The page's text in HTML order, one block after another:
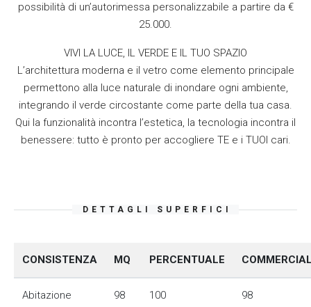
possibilità di un’autorimessa personalizzabile a partire da €
25.000.
VIVI LA LUCE, IL VERDE E IL TUO SPAZIO
L’architettura moderna e il vetro come elemento principale
permettono alla luce naturale di inondare ogni ambiente,
integrando il verde circostante come parte della tua casa.
Qui la funzionalità incontra l’estetica, la tecnologia incontra il
benessere: tutto è pronto per accogliere TE e i TUOI cari.
DETTAGLI SUPERFICI
CONSISTENZA MQ PERCENTUALE
Abitazione 98 100 98